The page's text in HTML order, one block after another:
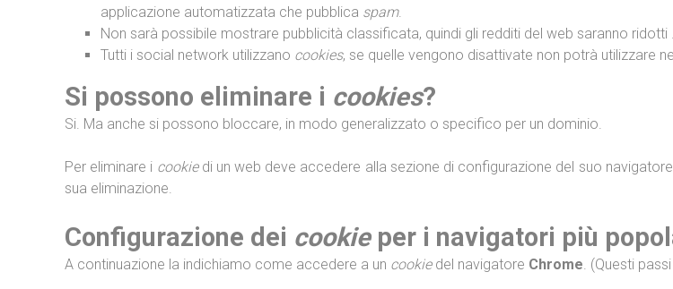
applicazione automatizzata che pubblica spam.
Non sarà possibile mostrare pubblicità classificata, quindi gli redditi del web saranno ridotti .
Tutti i social network utilizzano cookies, se quelle vengono disattivate non potrà utilizzare
Si possono eliminare i cookies?
Si. Ma anche si possono bloccare, in modo generalizzato o specifico per un dominio.
Per eliminare i cookiedi un web deve accedere alla sezione di configurazione del suo
sua eliminazione.
Configurazione dei cookieper i navigatori più
A continuazione la indichiamo come accedere a un cookiedel navigatore Chrome. (Questi